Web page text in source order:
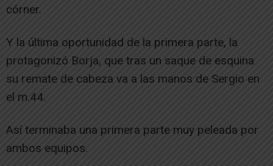
córner.
Y la última oportunidad de la primera parte, la
protagonizó Borja, que tras un saque de esquina
su remate de cabeza va a las manos de Sergio en
el m.44.
Así terminaba una primera parte muy peleada por
ambos equipos.